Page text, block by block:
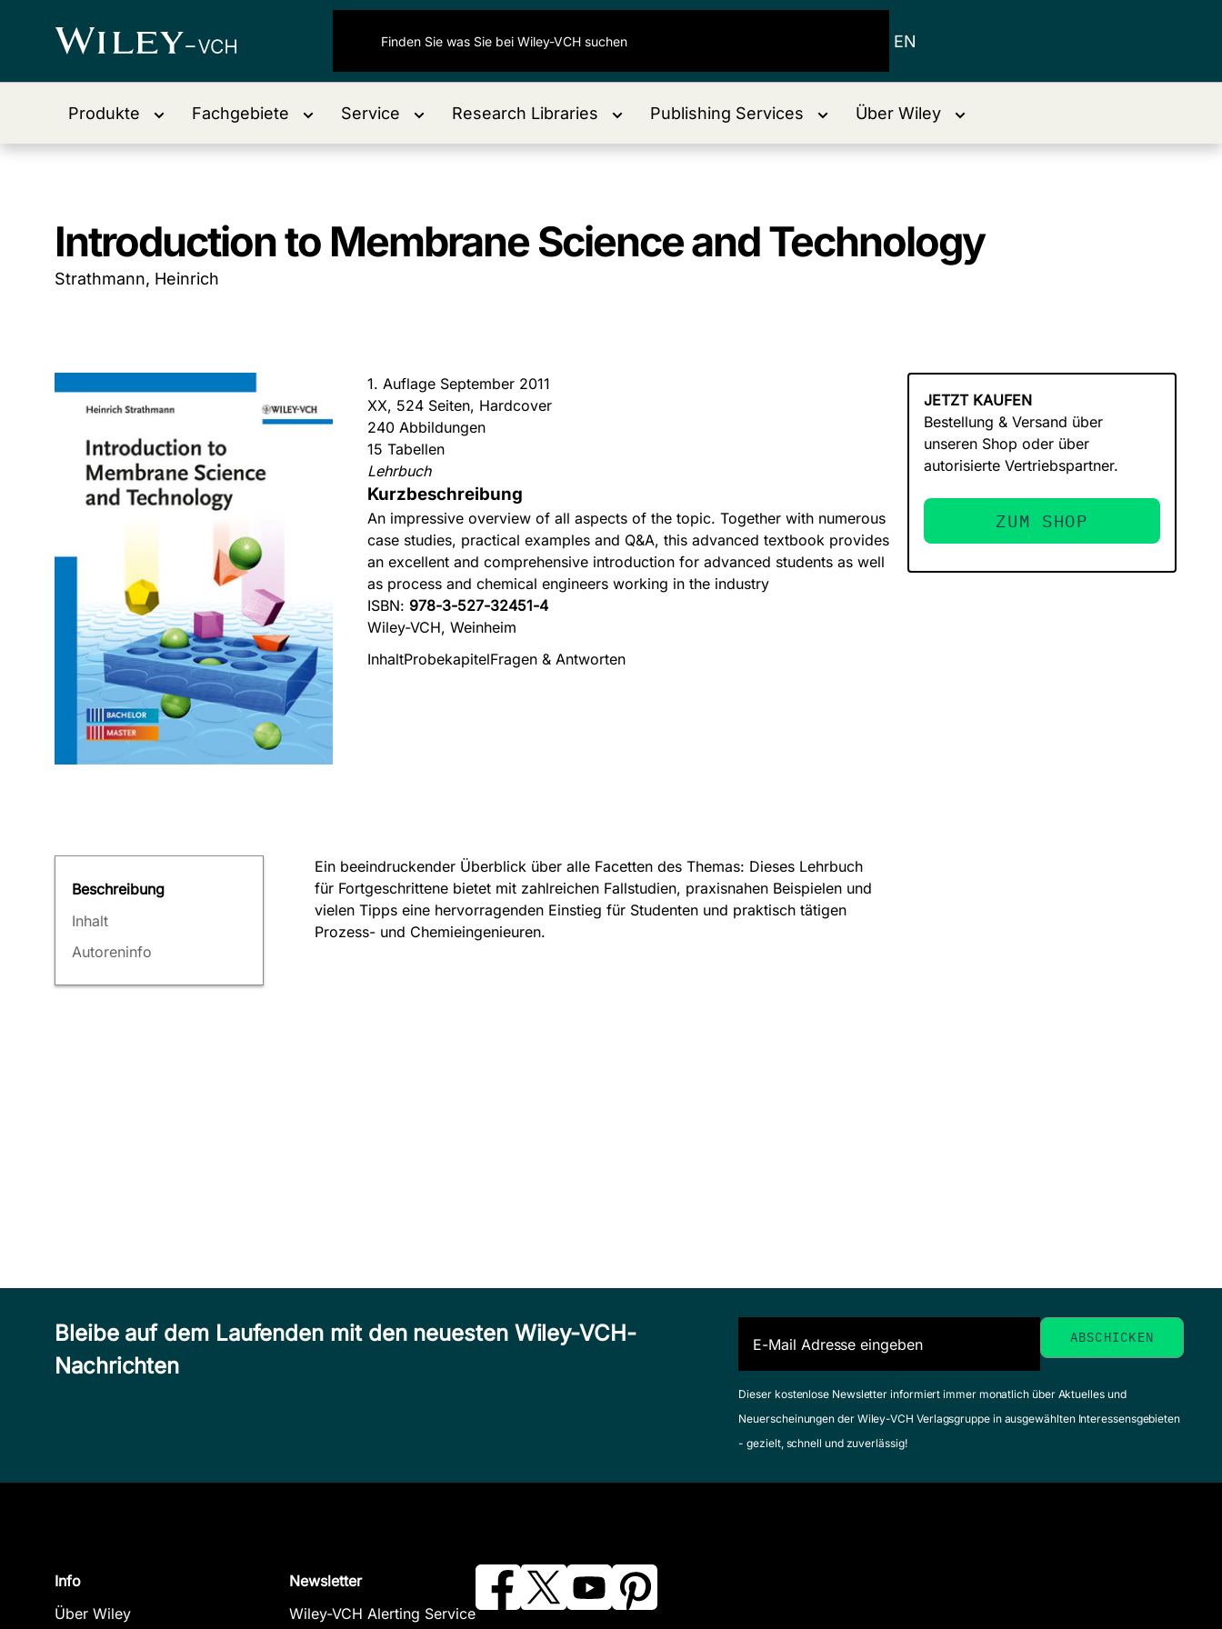
EN
Produkte Fachgebiete Service Research Libraries Publishing Services Über Wiley
Introduction to Membrane Science and Technology
Strathmann, Heinrich
1. Auflage September 2011
XX, 524 Seiten, Hardcover
240 Abbildungen
15 Tabellen
Lehrbuch
Kurzbeschreibung
An impressive overview of all aspects of the topic. Together with numerous
case studies, practical examples and Q&A, this advanced textbook provides
an excellent and comprehensive introduction for advanced students as well
as process and chemical engineers working in the industry
ISBN: 978-3-527-32451-4
Wiley-VCH, Weinheim
InhaltProbekapitelFragen & Antworten
JETZT KAUFEN
Bestellung & Versand über
unseren Shop oder über
autorisierte Vertriebspartner.
ZUM SHOP
Beschreibung
Inhalt
Autoreninfo
Ein beeindruckender Überblick über alle Facetten des Themas: Dieses Lehrbuch
für Fortgeschrittene bietet mit zahlreichen Fallstudien, praxisnahen Beispielen und
vielen Tipps eine hervorragenden Einstieg für Studenten und praktisch tätigen
Prozess- und Chemieingenieuren.
Bleibe auf dem Laufenden mit den neuesten Wiley-VCH-
Nachrichten
Dieser kostenlose Newsletter informiert immer monatlich über Aktuelles und
Neuerscheinungen der Wiley-VCH Verlagsgruppe in ausgewählten Interessensgebieten
- gezielt, schnell und zuverlässig!
Info
Über Wiley
Newsletter
Wiley-VCH Alerting Service